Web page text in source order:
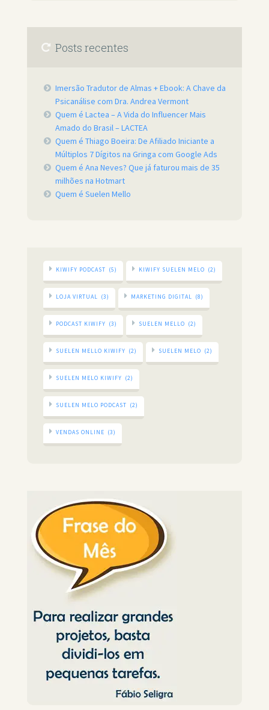
Posts recentes
Imersão Tradutor de Almas + Ebook: A Chave da
Psicanálise com Dra. Andrea Vermont
Quem é Lactea – A Vida do Influencer Mais
Amado do Brasil – LACTEA
Quem é Thiago Boeira: De Afiliado Iniciante a
Múltiplos 7 Dígitos na Gringa com Google Ads
Quem é Ana Neves? Que já faturou mais de 35
milhões na Hotmart
Quem é Suelen Mello
KIWIFY PODCAST (5) KIWIFY SUELEN MELO (2)
LOJA VIRTUAL (3) MARKETING DIGITAL (8)
PODCAST KIWIFY (3) SUELEN MELLO (2)
SUELEN MELLO KIWIFY (2) SUELEN MELO (2)
SUELEN MELO KIWIFY (2)
SUELEN MELO PODCAST (2)
VENDAS ONLINE (3)